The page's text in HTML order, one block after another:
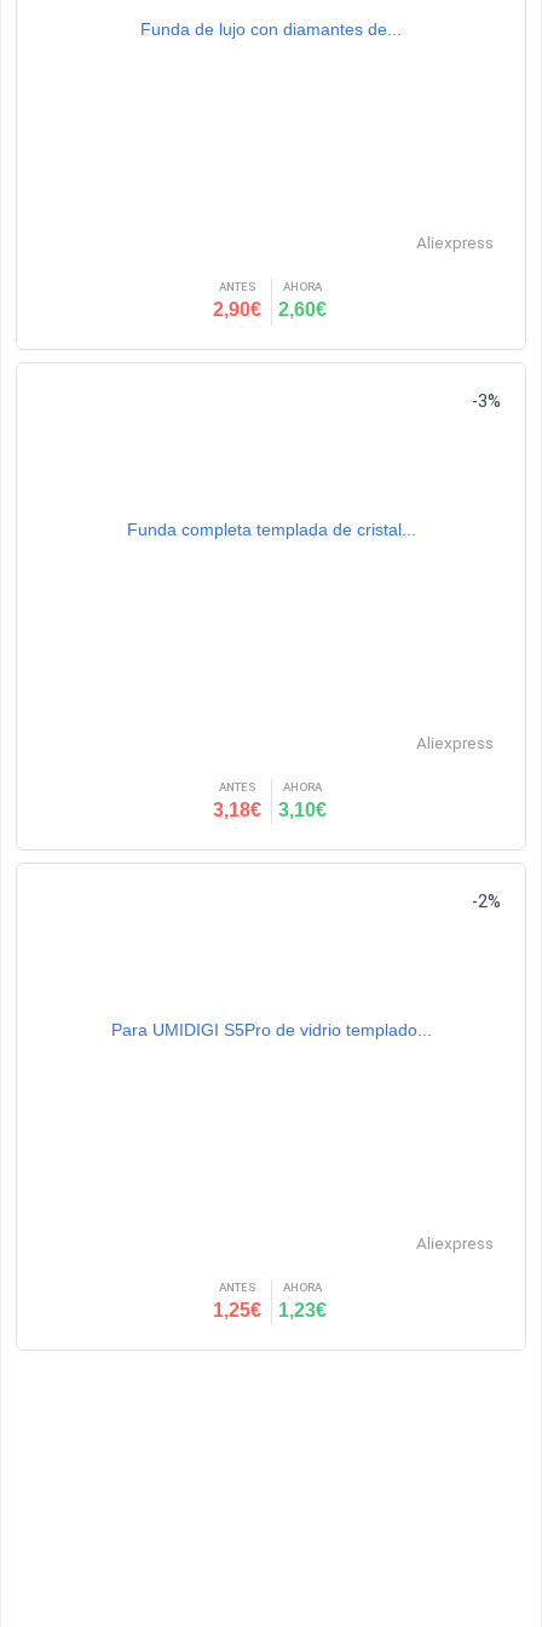
Funda de lujo con diamantes de...
Aliexpress
ANTES
2,90€
AHORA
2,60€
Funda completa templada de cristal...
Aliexpress
ANTES
3,18€
AHORA
3,10€
-3%
Para UMIDIGI S5Pro de vidrio templado...
Aliexpress
ANTES
1,25€
AHORA
1,23€
-2%